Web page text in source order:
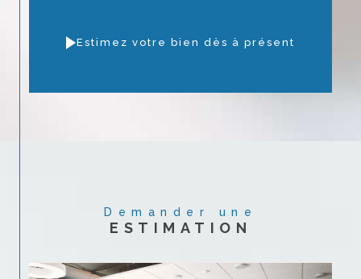
Estimez votre bien dès à présent
Demander une
ESTIMATION